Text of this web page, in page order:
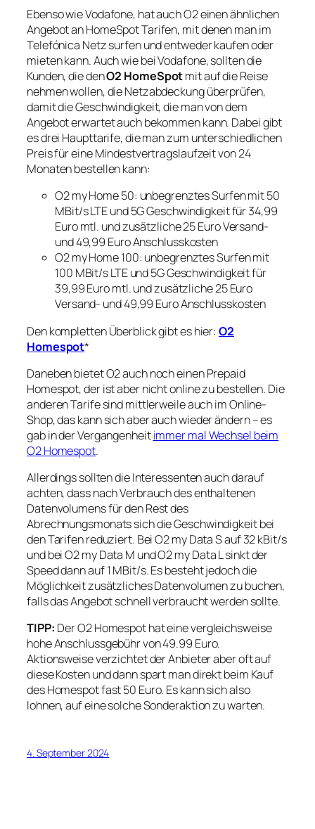
Ebenso wie Vodafone, hat auch O2 einen ähnlichen
Angebot an HomeSpot Tarifen, mit denen man im
Telefónica Netz surfen und entweder kaufen oder
mieten kann. Auch wie bei Vodafone, sollten die
Kunden, die denO2 HomeSpotmit auf die Reise
nehmen wollen, die Netzabdeckung überprüfen,
damit die Geschwindigkeit, die man von dem
Angebot erwartet auch bekommen kann. Dabei gibt
es drei Haupttarife, die man zum unterschiedlichen
Preis für eine Mindestvertragslaufzeit von 24
Monaten bestellen kann:
O2 my Home 50: unbegrenztes Surfen mit 50
MBit/s LTE und 5G Geschwindigkeit für 34,99
Euro mtl. und zusätzliche25 Euro Versand-
und 49,99 EuroAnschlusskosten
O2 my Home 100: unbegrenztes Surfen mit
100 MBit/s LTE und 5G Geschwindigkeit für
39,99 Euro mtl. und zusätzliche25 Euro
Versand- und 49,99 EuroAnschlusskosten
Den kompletten Überblick gibt es hier:O2
Homespot*
Daneben bietet O2 auch noch einen Prepaid
Homespot, der ist aber nicht online zu bestellen. Die
anderen Tarife sind mittlerweile auch im Online-
Shop, das kann sich aber auch wieder ändern – es
gab in der Vergangenheitimmer mal Wechsel beim
O2 Homespot.
Allerdings sollten die Interessenten auch darauf
achten, dass nach Verbrauch des enthaltenen
Datenvolumens für den Rest des
Abrechnungsmonats sich die Geschwindigkeit bei
den Tarifen reduziert. Bei O2 my Data S auf 32 kBit/s
und bei O2 my Data M und O2 my Data L sinkt der
Speed dann auf 1 MBit/s. Es besteht jedoch die
Möglichkeit zusätzliches Datenvolumen zu buchen,
falls das Angebot schnell verbraucht werden sollte.
TIPP: Der O2 Homespot hat eine vergleichsweise
hohe Anschlussgebühr von 49.99 Euro.
Aktionsweise verzichtet der Anbieter aber oft auf
diese Kosten und dann spart man direkt beim Kauf
des Homespot fast 50 Euro. Es kann sich also
lohnen, auf eine solche Sonderaktion zu warten.
4. September 2024